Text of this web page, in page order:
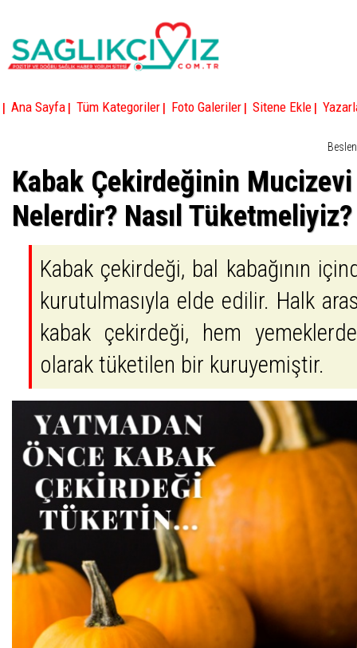
| Ana Sayfa | Tüm Kategoriler | Foto Galeriler | Sitene Ekle |
Kabak Çekirdeğinin Mucizevi
Nelerdir? Nasıl Tüketmeliyiz?
Kabak çekirdeği, bal kabağının
kurutulmasıyla elde edilir. Halk
kabak çekirdeği, hem
olarak tüketilen bir kuruyemiştir.